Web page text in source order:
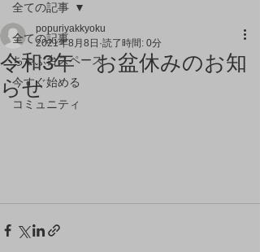
全ての記事
ちゃぶ台スペース
今すぐ始める
コミュニティ
全ての記事
令和3年 お盆休みのお知
らせ
popuriyakkyoku
2021年8月8日 読了時間: 0分